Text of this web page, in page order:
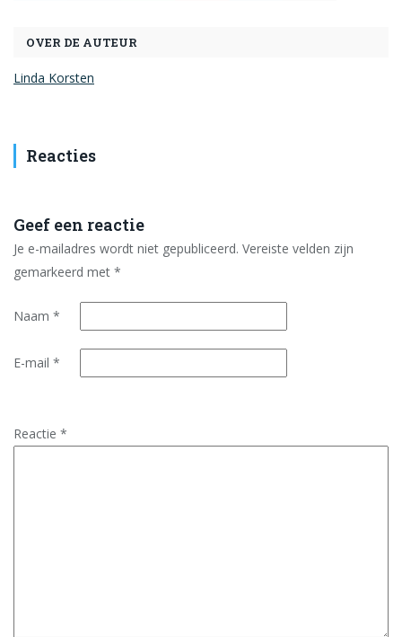
OVER DE AUTEUR
Linda Korsten
Reacties
Geef een reactie
Je e-mailadres wordt niet gepubliceerd. Vereiste velden zijn
gemarkeerd met *
Naam *
E-mail *
Reactie *